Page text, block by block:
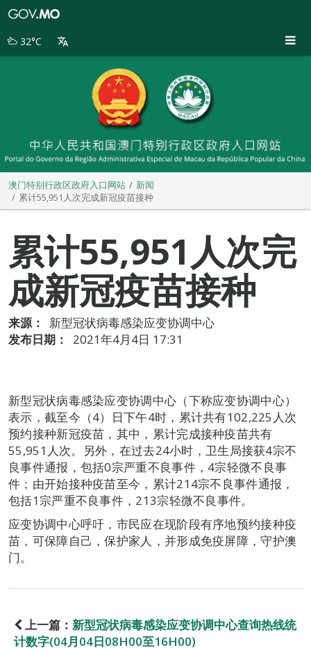
别
32°C
澳门特别行政区政府入口网站
新闻
累计55,951人次完成新冠疫苗接种
累计55,951人次完
成新冠疫苗接种
来源：
新型冠状病毒感染应变协调中心
发布日期：
2021年4月4日 17:31
新型冠状病毒感染应变协调中心（下称应变协调中心）
表示，截至今（4）日下午4时，累计共有102,225人次
预约接种新冠疫苗，其中，累计完成接种疫苗共有
55,951人次。另外，在过去24小时，卫生局接获4宗不
良事件通报，包括0宗严重不良事件，4宗轻微不良事
件；由开始接种疫苗至今，累计214宗不良事件通报，
包括1宗严重不良事件，213宗轻微不良事件。
应变协调中心呼吁，市民应在现阶段有序地预约接种疫
苗，可保障自己，保护家人，并形成免疫屏障，守护澳
门。
上一篇： 新型冠状病毒感染应变协调中心查询热线统
计数字(04月04日08H00至16H00)